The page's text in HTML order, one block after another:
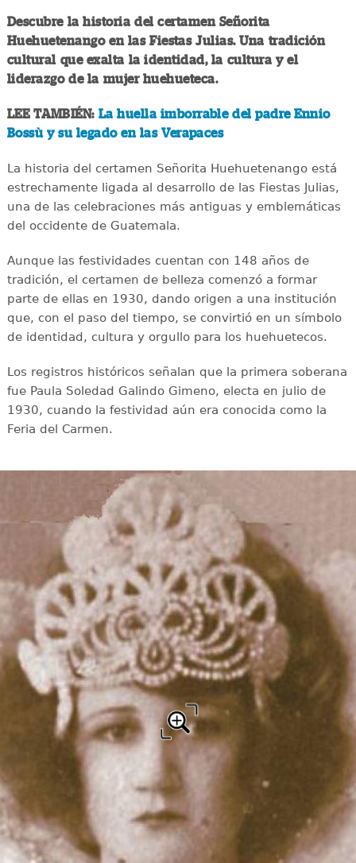
Descubre la historia del certamen Señorita
Huehuetenango en las Fiestas Julias. Una tradición
cultural que exalta la identidad, la cultura y el
liderazgo de la mujer huehueteca.
LEE TAMBIÉN: La huella imborrable del padre Ennio
Bossù y su legado en las Verapaces
La historia del certamen Señorita Huehuetenango está
estrechamente ligada al desarrollo de las Fiestas Julias,
una de las celebraciones más antiguas y emblemáticas
del occidente de Guatemala.
Aunque las festividades cuentan con 148 años de
tradición, el certamen de belleza comenzó a formar
parte de ellas en 1930, dando origen a una institución
que, con el paso del tiempo, se convirtió en un símbolo
de identidad, cultura y orgullo para los huehuetecos.
Los registros históricos señalan que la primera soberana
fue Paula Soledad Galindo Gimeno, electa en julio de
1930, cuando la festividad aún era conocida como la
Feria del Carmen.